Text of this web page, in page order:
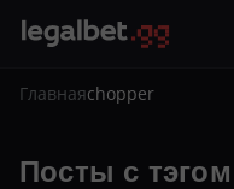
Главнаяchopper
Посты с